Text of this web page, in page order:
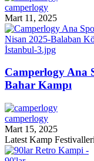
camperlogy
Mart 11, 2025
Camperlogy Ana
Bahar Kampı
camperlogy
Mart 15, 2025
Latest Kamp